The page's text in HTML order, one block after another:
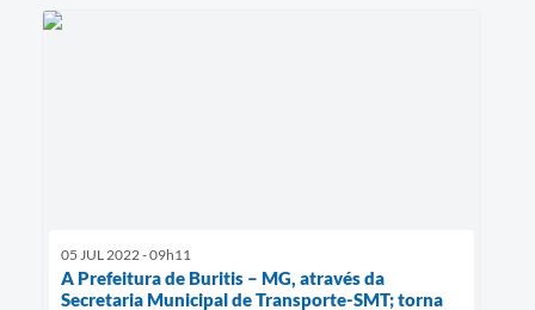
05 JUL 2022 - 09h11
A Prefeitura de Buritis – MG, através da
Secretaria Municipal de Transporte-SMT; torna